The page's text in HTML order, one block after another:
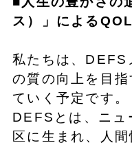
ス）」による
私たちは、DEFS
の質の向上を目
ていく予定です。
DEFSとは、ニュ
区に生まれ、人